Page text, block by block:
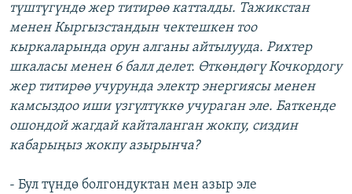
түштүгүндө жер титирөө катталды. Тажикстан
менен Кыргызстандын чектешкен тоо
кыркаларында орун алганы айтылууда. Рихтер
шкаласы менен 6 балл делет. Өткөндөгү Кочкордогу
жер титирөө учурунда электр энергиясы менен
камсыздоо иши үзгүлтүккө учураган эле. Баткенде
ошондой жагдай кайталанган жокпу, сиздин
кабарыңыз жокпу азырынча?
- Бул түндө болгондуктан мен азыр эле